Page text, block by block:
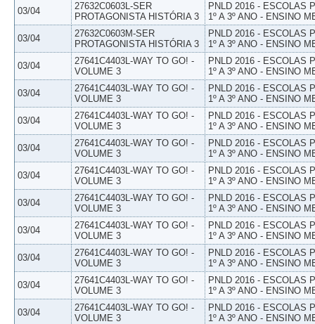
03/04
27632C0603L-SER
PROTAGONISTA HISTÓRIA 3
PNLD 2016 - ESCOLAS
1º A 3º ANO - ENSINO
03/04
27632C0603M-SER
PROTAGONISTA HISTÓRIA 3
PNLD 2016 - ESCOLAS
1º A 3º ANO - ENSINO
03/04
27641C4403L-WAY TO GO! -
VOLUME 3
PNLD 2016 - ESCOLAS
1º A 3º ANO - ENSINO
03/04
27641C4403L-WAY TO GO! -
VOLUME 3
PNLD 2016 - ESCOLAS
1º A 3º ANO - ENSINO
03/04
27641C4403L-WAY TO GO! -
VOLUME 3
PNLD 2016 - ESCOLAS
1º A 3º ANO - ENSINO
03/04
27641C4403L-WAY TO GO! -
VOLUME 3
PNLD 2016 - ESCOLAS
1º A 3º ANO - ENSINO
03/04
27641C4403L-WAY TO GO! -
VOLUME 3
PNLD 2016 - ESCOLAS
1º A 3º ANO - ENSINO
03/04
27641C4403L-WAY TO GO! -
VOLUME 3
PNLD 2016 - ESCOLAS
1º A 3º ANO - ENSINO
03/04
27641C4403L-WAY TO GO! -
VOLUME 3
PNLD 2016 - ESCOLAS
1º A 3º ANO - ENSINO
03/04
27641C4403L-WAY TO GO! -
VOLUME 3
PNLD 2016 - ESCOLAS
1º A 3º ANO - ENSINO
03/04
27641C4403L-WAY TO GO! -
VOLUME 3
PNLD 2016 - ESCOLAS
1º A 3º ANO - ENSINO
03/04
27641C4403L-WAY TO GO! -
VOLUME 3
PNLD 2016 - ESCOLAS
1º A 3º ANO - ENSINO